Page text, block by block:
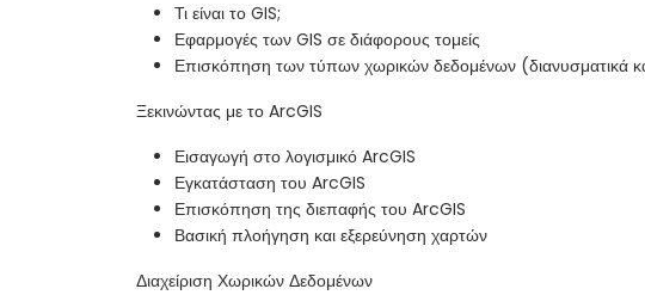
Τι είναι το GIS;
Εφαρμογές των GIS σε διάφορους τομείς
Επισκόπηση των τύπων χωρικών δεδομένων (διανυσματικά
Ξεκινώντας με το ArcGIS
Εισαγωγή στο λογισμικό ArcGIS
Εγκατάσταση του ArcGIS
Επισκόπηση της διεπαφής του ArcGIS
Βασική πλοήγηση και εξερεύνηση χαρτών
Διαχείριση Χωρικών Δεδομένων